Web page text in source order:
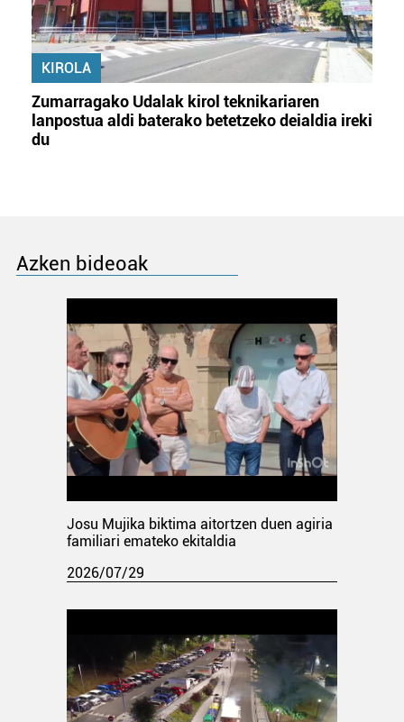
KIROLA
Zumarragako Udalak kirol teknikariaren
lanpostua aldi baterako betetzeko deialdia ireki
du
Azken bideoak
Josu Mujika biktima aitortzen duen agiria
familiari emateko ekitaldia
2026/07/29